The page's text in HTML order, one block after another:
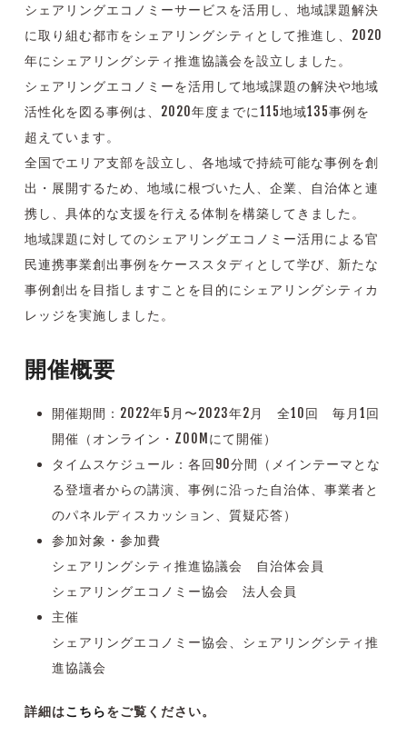
シェアリングエコノミーサービスを活用し、 地域課題解決
に取り組む都市をシェアリングシティとして推進し、2020
年にシェアリングシティ推進協議会を設立しました。
シェアリングエコノミーを活用して地域課題の解決や地域
活性化を図る事例は、 2020年度までに115地域135事例を
超えています。
全国でエリア支部を設立し、各地域で持続可能な事例を創
出・展開するため、 地域に根づいた人、企業、自治体と連
携し、具体的な支援を行える体制を構築してきました。
地域課題に対してのシェアリングエコノミー活用による官
民連携事業創出事例をケーススタディとして学び、新たな
事例創出を目指しますことを目的にシェアリングシティカ
レッジを実施しました。
開催概要
開催期間：2022年5月〜2023年2月 全10回 毎月1回
開催（オンライン・ZOOMにて開催）
タイムスケジュール：各回90分間（メインテーマとな
る登壇者からの講演、事例に沿った自治体、事業者と
のパネルディスカッション、質疑応答）
参加対象・参加費
シェアリングシティ推進協議会 自治体会員
シェアリングエコノミー協会 法人会員
主催
シェアリングエコノミー協会、シェアリングシティ推
進協議会
詳細はこちらをご覧ください。